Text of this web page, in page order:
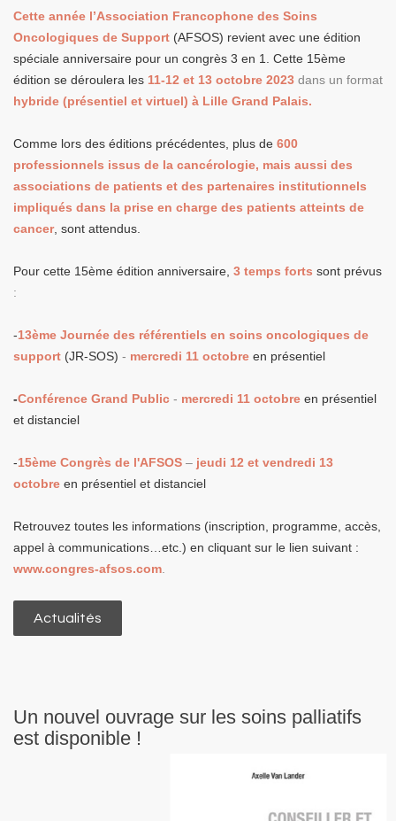
Cette année l’Association Francophone des Soins
Oncologiques de Support (AFSOS) revient avec une édition
spéciale anniversaire pour un congrès 3 en 1. Cette 15ème
édition se déroulera les 11-12 et 13 octobre 2023 dans un format
hybride (présentiel et virtuel) à Lille Grand Palais.
Comme lors des éditions précédentes, plus de 600
professionnels issus de la cancérologie, mais aussi des
associations de patients et des partenaires institutionnels
impliqués dans la prise en charge des patients atteints de
cancer, sont attendus.
Pour cette 15ème édition anniversaire, 3 temps forts sont prévus
:
-13ème Journée des référentiels en soins oncologiques de
support (JR-SOS) - mercredi 11 octobre en présentiel
-Conférence Grand Public - mercredi 11 octobre en présentiel
et distanciel
-15ème Congrès de l'AFSOS – jeudi 12 et vendredi 13
octobre en présentiel et distanciel
Retrouvez toutes les informations (inscription, programme, accès,
appel à communications…etc.) en cliquant sur le lien suivant :
www.congres-afsos.com
Actualités
Un nouvel ouvrage sur les soins palliatifs
est disponible !